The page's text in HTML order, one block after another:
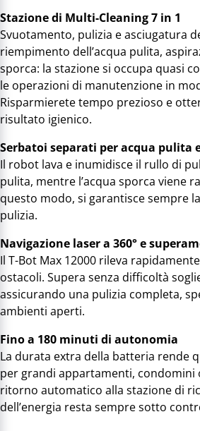
Stazione di Multi-Cleaning 7 in 1
Svuotamento, pulizia e asciugatura
riempimento dell’acqua pulita,
sporca: la stazione si occupa quasi
le operazioni di manutenzione in
Risparmierete tempo prezioso e
risultato igienico.
Serbatoi separati per acqua pulita
Il robot lava e inumidisce il rullo di
pulita, mentre l’acqua sporca viene
questo modo, si garantisce sempre
pulizia.
Navigazione laser a 360° e
Il T-Bot Max 12000 rileva
ostacoli. Supera senza difficoltà
assicurando una pulizia completa,
ambienti aperti.
Fino a 180 minuti di autonomia
La durata extra della batteria rende
per grandi appartamenti, condomini
ritorno automatico alla stazione di
dell’energia resta sempre sotto